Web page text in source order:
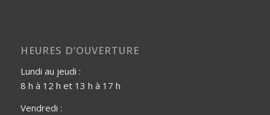
HEURES D’OUVERTURE
Lundi au jeudi :
8 h à 12 h et 13 h à 17 h
Vendredi :